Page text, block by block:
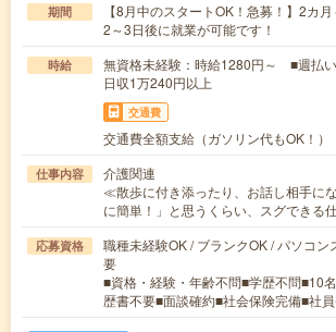
期間
【8月中のスタートOK！急募！】2カ
2～3日後に就業が可能です！
時給
無資格未経験：時給1280円～ ■週
日収1万240円以上
交通費
交通費全額支給（ガソリン代もOK！）
仕事内容
介護関連
≪散歩に付き添ったり、お話し相手に
に簡単！」と思うくらい、スグできる
応募資格
職種未経験OK / ブランクOK / パソコン
要
■資格・経験・年齢不問■学歴不問■10
歴書不要■面談確約■社会保険完備■社